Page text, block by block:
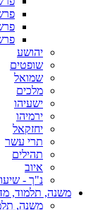
יהושע
שופטים
שמואל
מלכים
ישעיהו
ירמיהו
יחזקאל
תרי עשר
תהילים
איוב
נ"ך -
משנה, תלמוד,
משנה,